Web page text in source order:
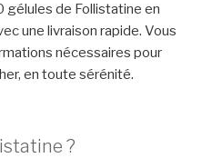
gélules de Follistatine en
une livraison rapide. Vous
nécessaires pour
en toute sérénité.
?